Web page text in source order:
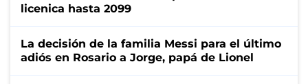
licenica hasta 2099
La decisión de la familia Messi para el último
adiós en Rosario a Jorge, papá de Lionel